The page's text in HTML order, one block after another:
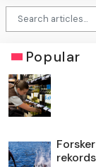
Popular